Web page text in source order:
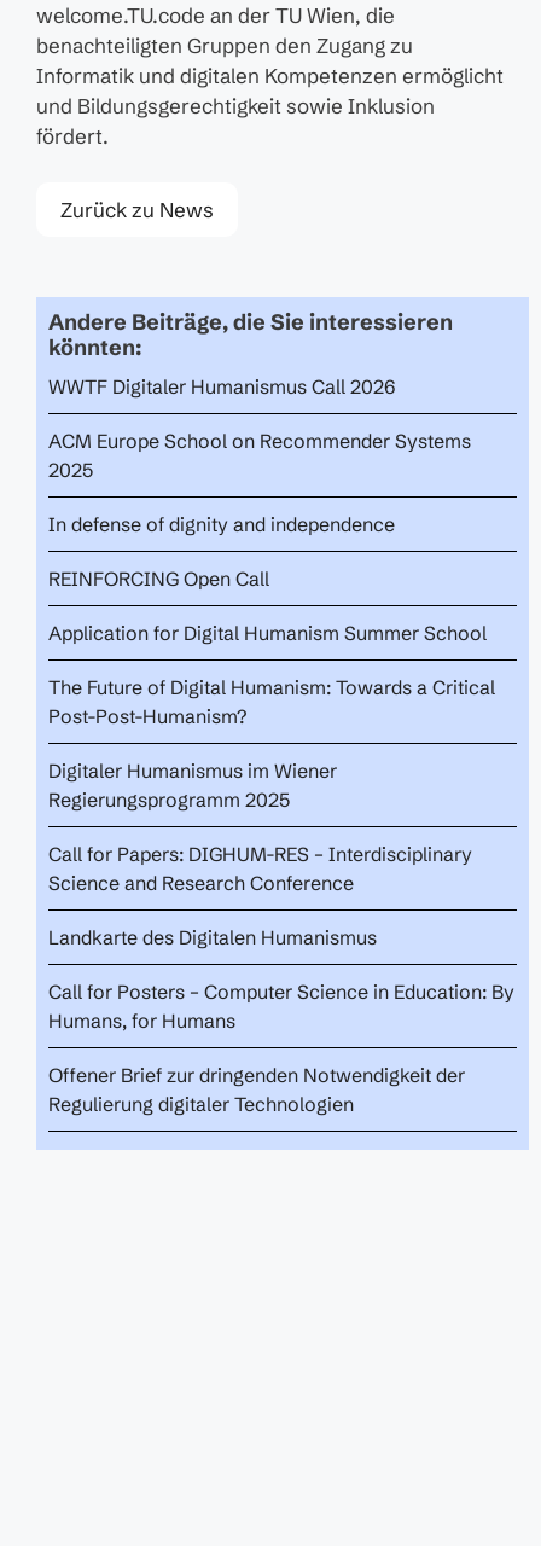
Andere Beiträge, die Sie interessieren
könnten:
WWTF Digitaler Humanismus Call 2026
ACM Europe School on Recommender Systems
2025
In defense of dignity and independence
REINFORCING Open Call
Application for Digital Humanism Summer School
The Future of Digital Humanism: Towards a Critical
Post-Post-Humanism?
Digitaler Humanismus im Wiener
Regierungsprogramm 2025
Call for Papers: DIGHUM-RES – Interdisciplinary
Science and Research Conference
Landkarte des Digitalen Humanismus
Call for Posters – Computer Science in Education: By
Humans, for Humans
Offener Brief zur dringenden Notwendigkeit der
Regulierung digitaler Technologien
welcome.TU.code an der TU Wien, die
benachteiligten Gruppen den Zugang zu
Informatik und digitalen Kompetenzen ermöglicht
und Bildungsgerechtigkeit sowie Inklusion
fördert.
Zurück zu News